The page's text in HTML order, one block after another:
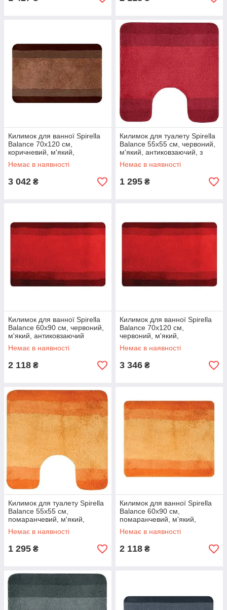
Килимок для ванної Spirella
Balance 70х120 см,
коричневий, м'який,
антиковзаючий (10.14457)
Немає в наявності
3 042 ₴
Килимок для туалету Spirella
Balance 55х55 см, червоний,
м'який, антиковзаючий, з
вирізом (10.09211)
Немає в наявності
1 295 ₴
Килимок для ванної Spirella
Balance 60х90 см, червоний,
м'який, антиковзаючий
(10.09213)
Немає в наявності
2 118 ₴
Килимок для ванної Spirella
Balance 70х120 см,
червоний, м'який,
антиковзаючий (10.09214)
Немає в наявності
3 346 ₴
Килимок для туалету Spirella
Balance 55х55 см,
помаранчевий, м'який,
антиковзкий, з вирізом
(10.09223)
Немає в наявності
1 295 ₴
Килимок для ванної Spirella
Balance 60х90 см,
помаранчевий, м'який,
антиковзаючий (10.09225)
Немає в наявності
2 118 ₴